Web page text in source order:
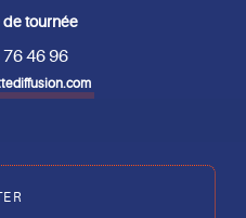
tournée
46 96